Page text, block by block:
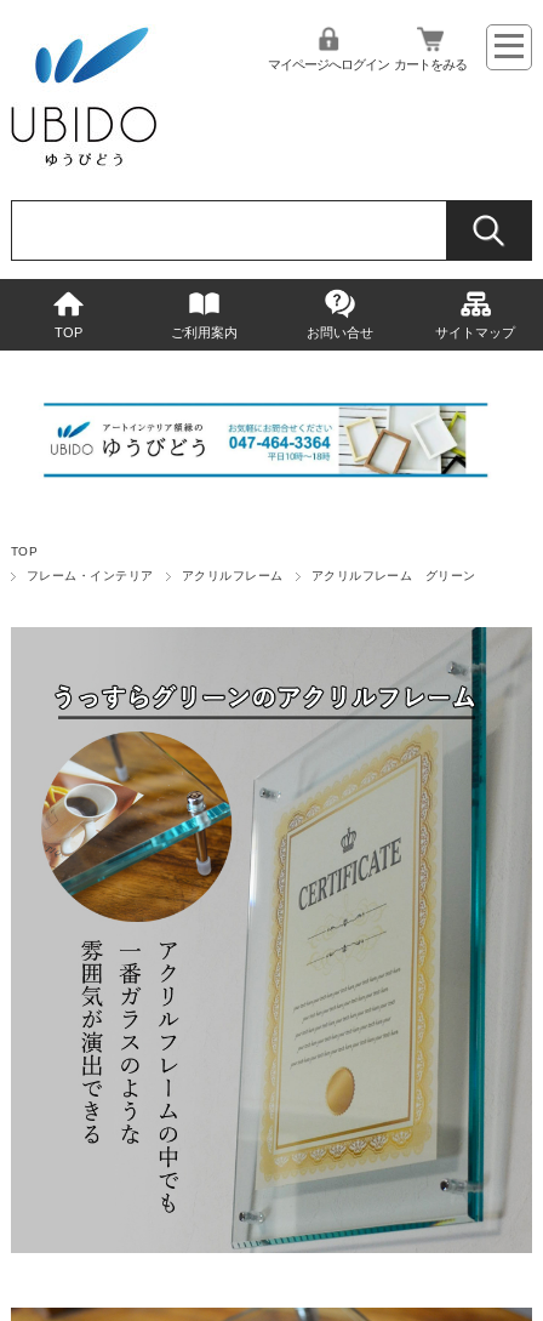
マイページへログイン カートをみる
TOP ご利用案内 お問い合せ サイトマップ
TOP
フレーム・インテリア
アクリルフレーム アクリルフレーム グリーン